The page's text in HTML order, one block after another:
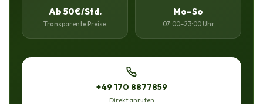
Ab 50€/Std.
Transparente Preise
Mo–So
07:00–23:00 Uhr
+49 170 8877859
Direkt anrufen